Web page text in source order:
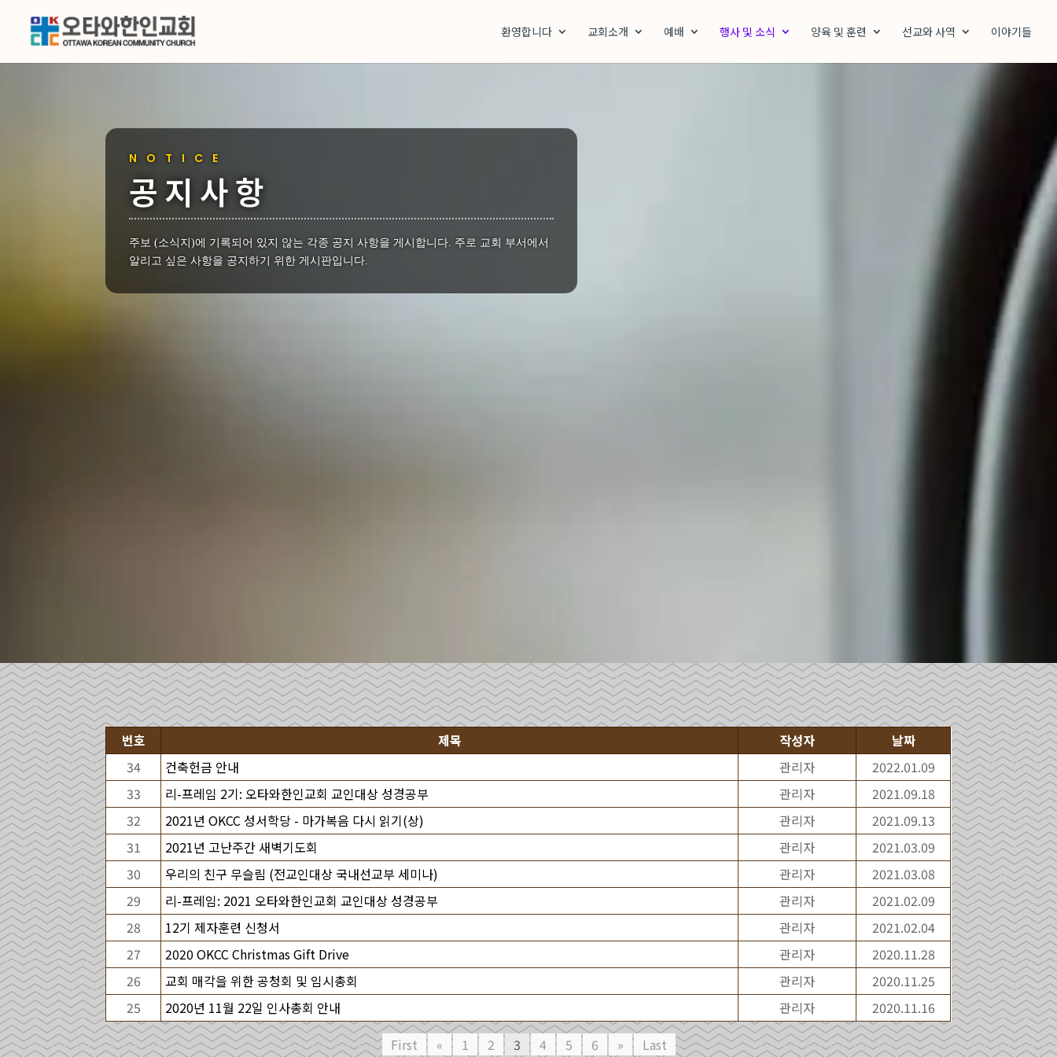
환영합니다 교회소개 예배 행사 및 소식 양육 및 훈련 선교와 사역 이야기들
NOTICE
공지사항
주보 (소식지)에 기록되어 있지 않는 각종 공지 사항을 게시합니다. 주로 교회 부서에서
알리고 싶은 사항을 공지하기 위한 게시판입니다.
번호 제목 작성자
날짜
34
건축헌금 안내 관리자
2022.01.09
33
리-프레임 2기: 오타와한인교회 교인대상 성경공부 관리자
2021.09.18
32
2021년 OKCC 성서학당 - 마가복음 다시 읽기(상) 관리자
2021.09.13
31
2021년 고난주간 새벽기도회 관리자
2021.03.09
30
우리의 친구 무슬림 (전교인대상 국내선교부 세미나) 관리자
2021.03.08
29
리-프레임: 2021 오타와한인교회 교인대상 성경공부 관리자
2021.02.09
28
12기 제자훈련 신청서 관리자
2021.02.04
27
2020 OKCC Christmas Gift Drive 관리자
2020.11.28
26
교회 매각을 위한 공청회 및 임시총회 관리자
2020.11.25
25
2020년 11월 22일 인사총회 안내 관리자
2020.11.16
First
« 1 2 3 4 5 6 » Last